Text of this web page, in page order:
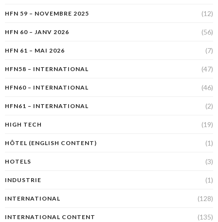
HFN 59 – NOVEMBRE 2025 (12)
HFN 60 – JANV 2026 (56)
HFN 61 – MAI 2026 (7)
HFN58 – INTERNATIONAL (47)
HFN60 – INTERNATIONAL (46)
HFN61 – INTERNATIONAL (2)
HIGH TECH (19)
HÔTEL (ENGLISH CONTENT) (1)
HOTELS (3)
INDUSTRIE (1)
INTERNATIONAL (128)
INTERNATIONAL CONTENT (135)